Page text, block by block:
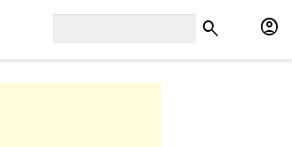
search account_circle